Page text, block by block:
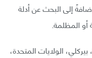
إلى البحث عن أدلة
أو المظلمة.
الولايات المتحدة،